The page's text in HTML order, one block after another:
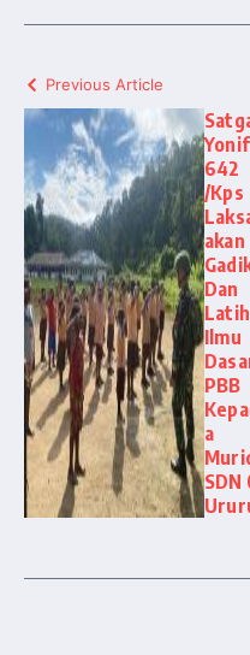
Previous Article
Yonif
642
/Kps
akan
Dan
Latih
Ilmu
PBB
a
SDN